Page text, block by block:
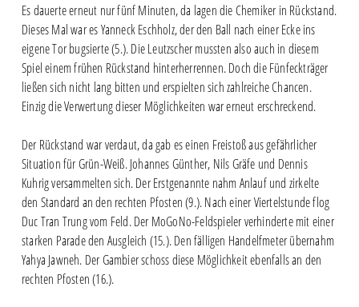
Es dauerte erneut nur fünf Minuten, da lagen die Chemiker in Rückstand.
Dieses Mal war es Yanneck Eschholz, der den Ball nach einer Ecke ins
eigene Tor bugsierte (5.). Die Leutzscher mussten also auch in diesem
Spiel einem frühen Rückstand hinterherrennen. Doch die Fünfeckträger
ließen sich nicht lang bitten und erspielten sich zahlreiche Chancen.
Einzig die Verwertung dieser Möglichkeiten war erneut erschreckend.
Der Rückstand war verdaut, da gab es einen Freistoß aus gefährlicher
Situation für Grün-Weiß. Johannes Günther, Nils Gräfe und Dennis
Kuhrig versammelten sich. Der Erstgenannte nahm Anlauf und zirkelte
den Standard an den rechten Pfosten (9.). Nach einer Viertelstunde flog
Duc Tran Trung vom Feld. Der MoGoNo-Feldspieler verhinderte mit einer
starken Parade den Ausgleich (15.). Den fälligen Handelfmeter übernahm
Yahya Jawneh. Der Gambier schoss diese Möglichkeit ebenfalls an den
rechten Pfosten (16.).